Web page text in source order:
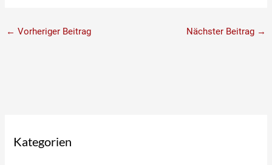
← Vorheriger Beitrag Nächster Beitrag →
Kategorien